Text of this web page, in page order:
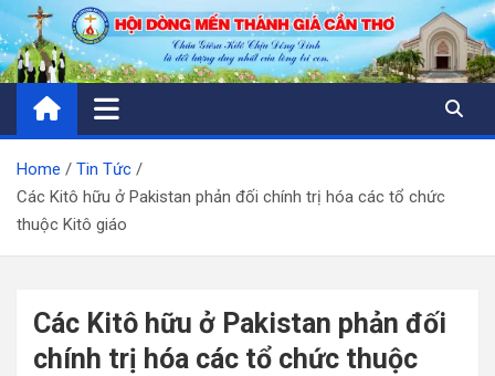
Skip
to
content
Home
Tin Tức
Các Kitô hữu ở Pakistan phản đối chính trị hóa các tổ chức
thuộc Kitô giáo
Các Kitô hữu ở Pakistan phản đối
chính trị hóa các tổ chức thuộc